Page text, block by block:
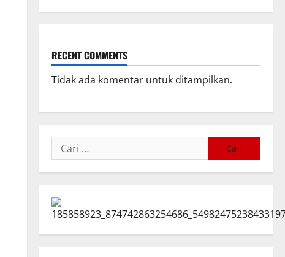
RECENT COMMENTS
Tidak ada komentar untuk ditampilkan.